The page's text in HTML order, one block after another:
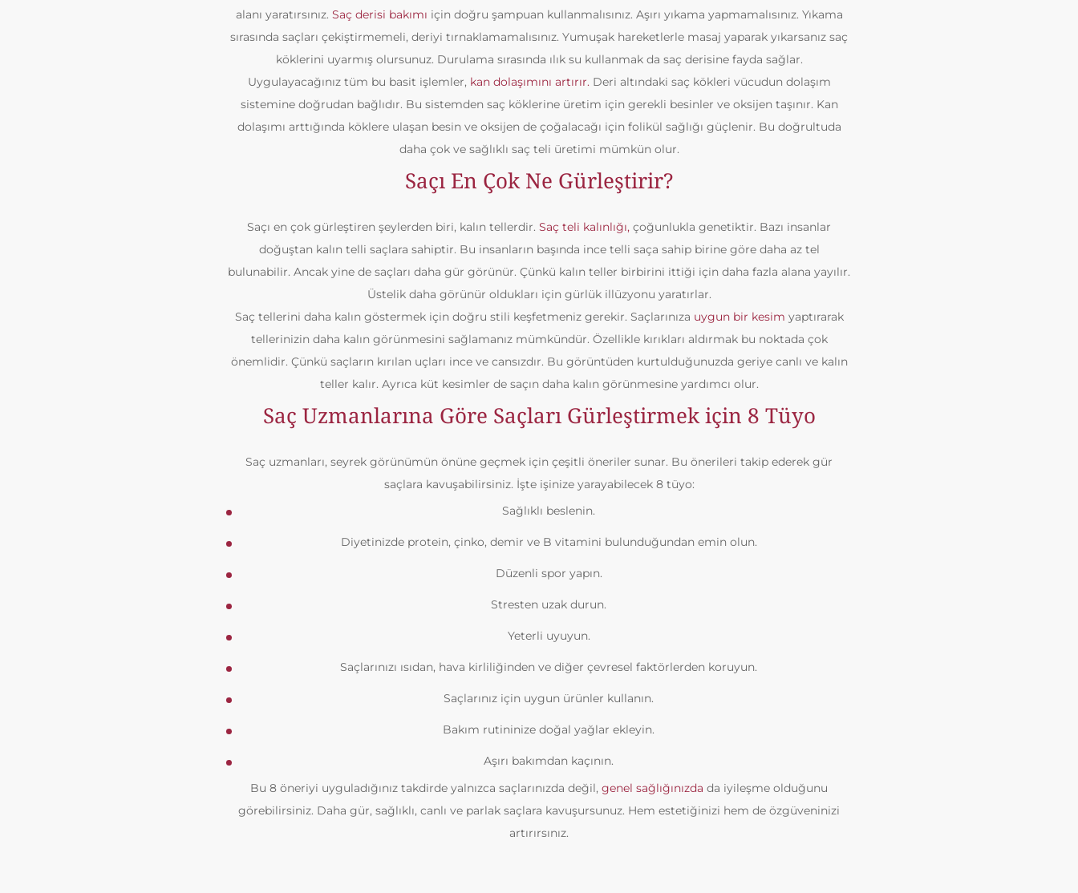
alanı yaratırsınız. Saç derisi bakımı için doğru şampuan kullanmalısınız. Aşırı yıkama yapmamalısınız. Yıkama
sırasında saçları çekiştirmemeli, deriyi tırnaklamamalısınız. Yumuşak hareketlerle masaj yaparak yıkarsanız saç
köklerini uyarmış olursunuz. Durulama sırasında ılık su kullanmak da saç derisine fayda sağlar.
Uygulayacağınız tüm bu basit işlemler, kan dolaşımını artırır. Deri altındaki saç kökleri vücudun dolaşım
sistemine doğrudan bağlıdır. Bu sistemden saç köklerine üretim için gerekli besinler ve oksijen taşınır. Kan
dolaşımı arttığında köklere ulaşan besin ve oksijen de çoğalacağı için folikül sağlığı güçlenir. Bu doğrultuda
daha çok ve sağlıklı saç teli üretimi mümkün olur.
Saçı En Çok Ne Gürleştirir?
Saçı en çok gürleştiren şeylerden biri, kalın tellerdir. Saç teli kalınlığı, çoğunlukla genetiktir. Bazı insanlar
doğuştan kalın telli saçlara sahiptir. Bu insanların başında ince telli saça sahip birine göre daha az tel
bulunabilir. Ancak yine de saçları daha gür görünür. Çünkü kalın teller birbirini ittiği için daha fazla alana yayılır.
Üstelik daha görünür oldukları için gürlük illüzyonu yaratırlar.
Saç tellerini daha kalın göstermek için doğru stili keşfetmeniz gerekir. Saçlarınıza uygun bir kesim yaptırarak
tellerinizin daha kalın görünmesini sağlamanız mümkündür. Özellikle kırıkları aldırmak bu noktada çok
önemlidir. Çünkü saçların kırılan uçları ince ve cansızdır. Bu görüntüden kurtulduğunuzda geriye canlı ve kalın
teller kalır. Ayrıca küt kesimler de saçın daha kalın görünmesine yardımcı olur.
Saç Uzmanlarına Göre Saçları Gürleştirmek için 8 Tüyo
Saç uzmanları, seyrek görünümün önüne geçmek için çeşitli öneriler sunar. Bu önerileri takip ederek gür
saçlara kavuşabilirsiniz. İşte işinize yarayabilecek 8 tüyo:
Sağlıklı beslenin.
Diyetinizde protein, çinko, demir ve B vitamini bulunduğundan emin olun.
Düzenli spor yapın.
Stresten uzak durun.
Yeterli uyuyun.
Saçlarınızı ısıdan, hava kirliliğinden ve diğer çevresel faktörlerden koruyun.
Saçlarınız için uygun ürünler kullanın.
Bakım rutininize doğal yağlar ekleyin.
Aşırı bakımdan kaçının.
Bu 8 öneriyi uyguladığınız takdirde yalnızca saçlarınızda değil, genel sağlığınızda da iyileşme olduğunu
görebilirsiniz. Daha gür, sağlıklı, canlı ve parlak saçlara kavuşursunuz. Hem estetiğinizi hem de özgüveninizi
artırırsınız.